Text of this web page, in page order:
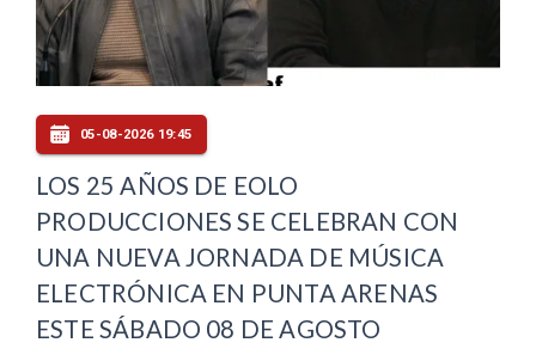
05-08-2026 19:45
LOS 25 AÑOS DE EOLO
PRODUCCIONES SE CELEBRAN CON
UNA NUEVA JORNADA DE MÚSICA
ELECTRÓNICA EN PUNTA ARENAS
ESTE SÁBADO 08 DE AGOSTO